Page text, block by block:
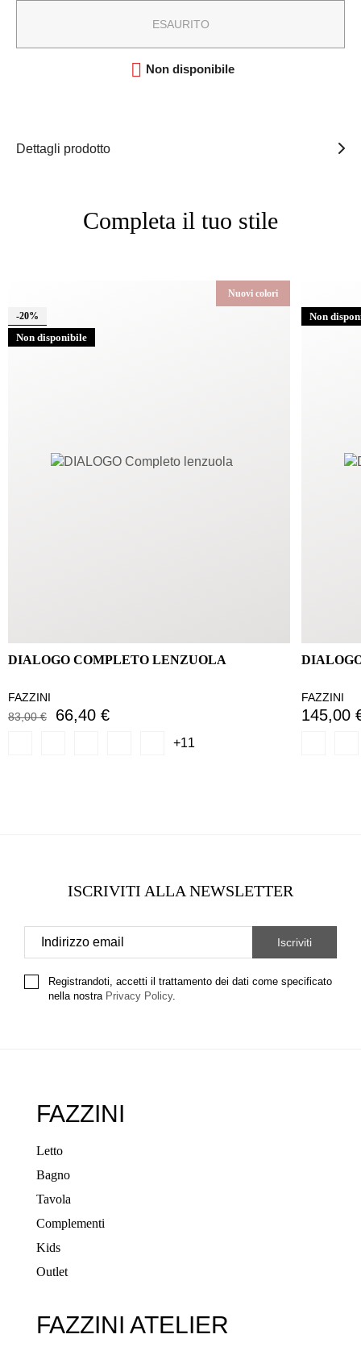
ESAURITO
 Non disponibile
Dettagli prodotto
Completa il tuo stile
-20%
Non disponibile
Nuovi colori
DIALOGO COMPLETO LENZUOLA
FAZZINI
83,00 €
66,40 €
+11
Non
FAZZINI
145,00
ISCRIVITI ALLA NEWSLETTER
Registrandoti, accetti il trattamento dei dati come specificato
nella nostra Privacy Policy.
FAZZINI
Letto
Bagno
Tavola
Complementi
Kids
Outlet
FAZZINI ATELIER